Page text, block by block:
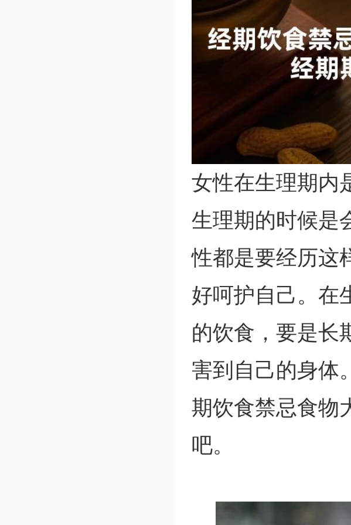
女性在生理期内
生理期的时候是
性都是要经历这
好呵护自己。在
的饮食，要是长
害到自己的身体
期饮食禁忌食物
吧。